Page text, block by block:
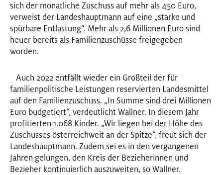
sich der monatliche Zuschuss auf mehr als 450 Euro,
verweist der Landeshauptmann auf eine „starke und
spürbare Entlastung“. Mehr als 2,6 Millionen Euro sind
heuer bereits als Familienzuschüsse freigegeben
worden.
Auch 2022 entfällt wieder ein Großteil der für
familienpolitische Leistungen reservierten Landesmittel
auf den Familienzuschuss. „In Summe sind drei Millionen
Euro budgetiert“, verdeutlicht Wallner. In diesem Jahr
profitierten 1.068 Kinder. „Wir liegen bei der Höhe des
Zuschusses österreichweit an der Spitze“, freut sich der
Landeshauptmann. Zudem sei es in den vergangenen
Jahren gelungen, den Kreis der Bezieherinnen und
Bezieher kontinuierlich auszuweiten, so Wallner.